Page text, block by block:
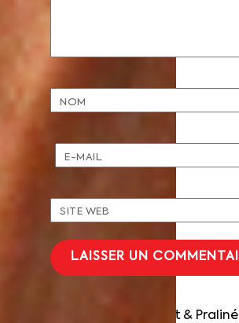
NOM
E-MAIL
SITE WEB
Babka Chocolat & Praliné